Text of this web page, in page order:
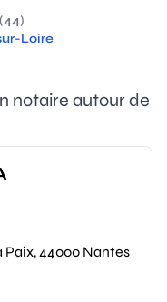
Loire
notaire autour de
Paix, 44000 Nantes